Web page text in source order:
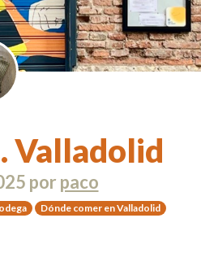
Valladolid
por paco
Dónde comer en Valladolid